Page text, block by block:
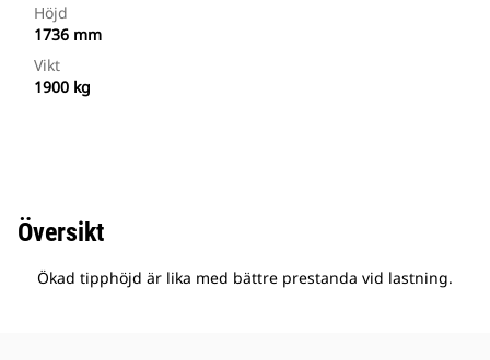
Höjd
1736 mm
Vikt
1900 kg
Översikt
Ökad tipphöjd är lika med bättre prestanda vid lastning.